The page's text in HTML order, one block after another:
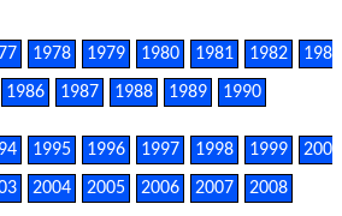
1978 1979 1980 1981 1982
198
1986 1987 1988 1989 1990
1995 1996 1997 1998 1999
200
2004 2005 2006 2007 2008